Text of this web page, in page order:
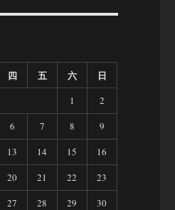
四 五 六 日
1
2
6 7 8
9
13 14 15
16
20 21 22
23
27 28 29
30